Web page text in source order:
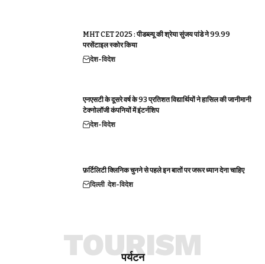
MHT CET 2025 : पीडब्ल्यू की श्रेया सुंजय पांडे ने 99.99
परसेंटाइल स्कोर किया
देश-विदेश
एनएसटी के दूसरे वर्ष के 93 प्रतिशत विद्यार्थियों ने हासिल की जानीमानी
टेक्नोलॉजी कंपनियों में इंटर्नशिप
देश-विदेश
फ़र्टिलिटी क्लिनिक चुनने से पहले इन बातों पर जरूर ध्यान देना चाहिए
दिल्ली देश-विदेश
पर्यटन
TOURISM